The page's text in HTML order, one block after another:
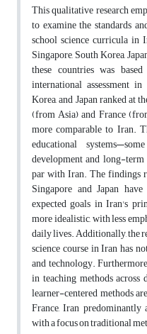
This qualitative research
to examine the standards
school science curricula in
Singapore, South Korea,
these countries was
international assessment
Korea, and Japan ranked at
(from Asia) and France
more comparable to Iran.
educational
development and long-
par with Iran. The findings
Singapore and Japan
expected goals in Iran's
more idealistic, with less
daily lives. Additionally, the
science course in Iran has
and technology.
in teaching methods
learner-centered methods
France, Iran predominantly
with a focus on traditional